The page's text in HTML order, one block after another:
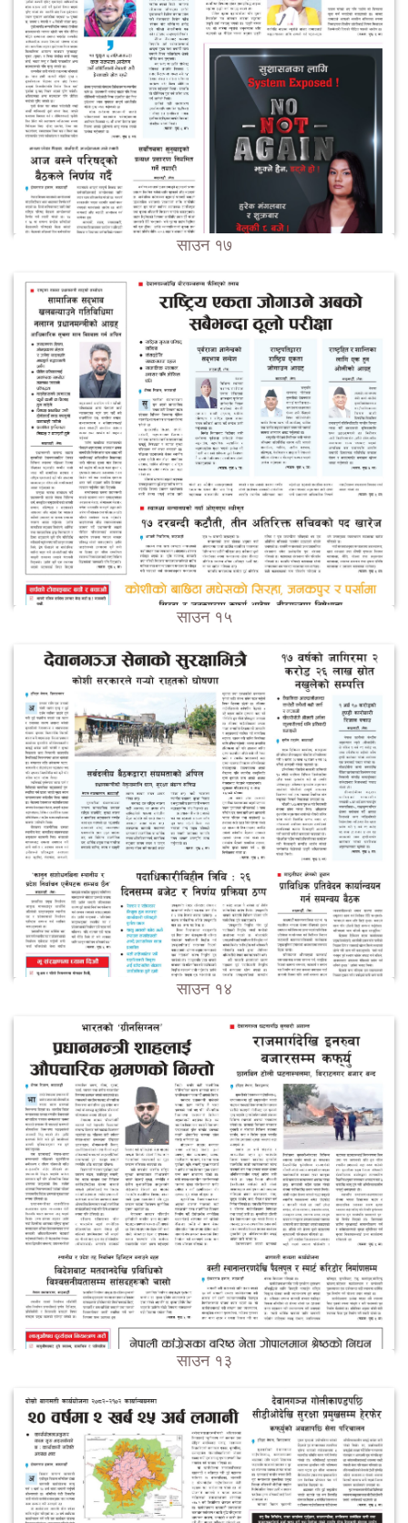
साउन १७
साउन १५
साउन १४
साउन १३